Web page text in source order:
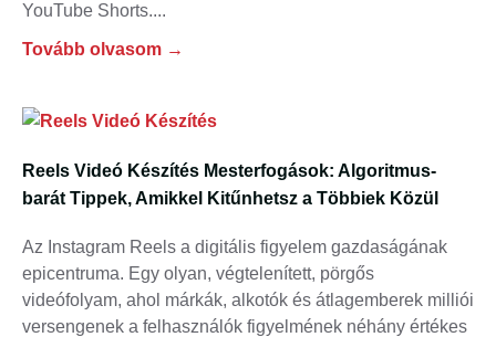
YouTube Shorts.
Tovább olvasom →
Reels Videó Készítés Mesterfogások: Algoritmus-
barát Tippek, Amikkel Kitűnhetsz a Többiek Közül
Az Instagram Reels a digitális figyelem gazdaságának
epicentruma. Egy olyan, végtelenített, pörgős
videófolyam, ahol márkák, alkotók és átlagemberek milliói
versengenek a felhasználók figyelmének néhány értékes